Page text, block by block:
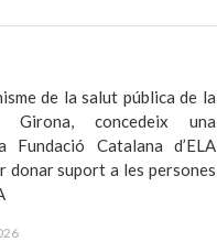
de la salut pública de la
Girona, concedeix una
Fundació Catalana d’ELA
donar suport a les persones